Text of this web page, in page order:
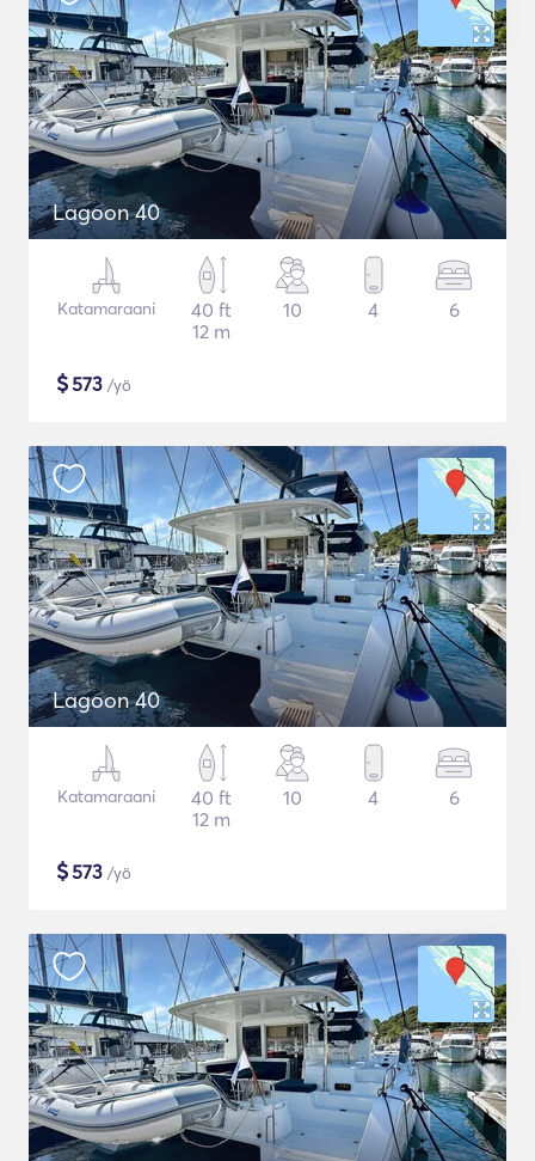
Lagoon 40
Katamaraani
40 ft
12 m
10 4 6
$573 /yö
Lagoon 40
Katamaraani
40 ft
12 m
10 4 6
$573 /yö